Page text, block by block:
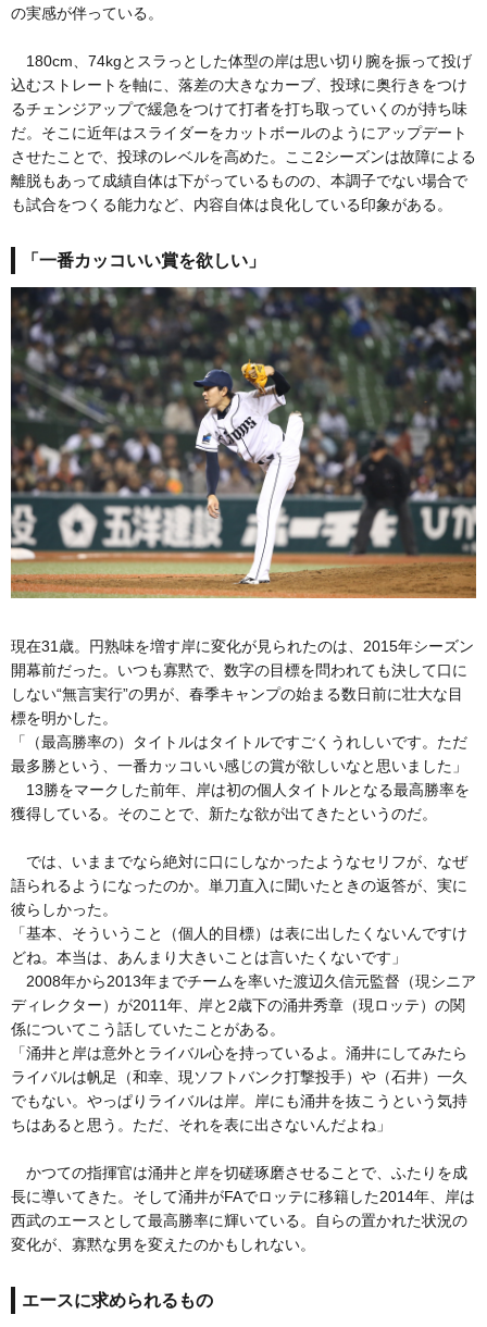
の実感が伴っている。
180cm、74kgとスラっとした体型の岸は思い切り腕を振って投げ
込むストレートを軸に、落差の大きなカーブ、投球に奥行きをつけ
るチェンジアップで緩急をつけて打者を打ち取っていくのが持ち味
だ。そこに近年はスライダーをカットボールのようにアップデート
させたことで、投球のレベルを高めた。ここ2シーズンは故障による
離脱もあって成績自体は下がっているものの、本調子でない場合で
も試合をつくる能力など、内容自体は良化している印象がある。
「一番カッコいい賞を欲しい」
現在31歳。円熟味を増す岸に変化が見られたのは、2015年シーズン
開幕前だった。いつも寡黙で、数字の目標を問われても決して口に
しない“無言実行”の男が、春季キャンプの始まる数日前に壮大な目
標を明かした。
「（最高勝率の）タイトルはタイトルですごくうれしいです。ただ
最多勝という、一番カッコいい感じの賞が欲しいなと思いました」
13勝をマークした前年、岸は初の個人タイトルとなる最高勝率を
獲得している。そのことで、新たな欲が出てきたというのだ。
では、いままでなら絶対に口にしなかったようなセリフが、なぜ
語られるようになったのか。単刀直入に聞いたときの返答が、実に
彼らしかった。
「基本、そういうこと（個人的目標）は表に出したくないんですけ
どね。本当は、あんまり大きいことは言いたくないです」
2008年から2013年までチームを率いた渡辺久信元監督（現シニア
ディレクター）が2011年、岸と2歳下の涌井秀章（現ロッテ）の関
係についてこう話していたことがある。
「涌井と岸は意外とライバル心を持っているよ。涌井にしてみたら
ライバルは帆足（和幸、現ソフトバンク打撃投手）や（石井）一久
でもない。やっぱりライバルは岸。岸にも涌井を抜こうという気持
ちはあると思う。ただ、それを表に出さないんだよね」
かつての指揮官は涌井と岸を切磋琢磨させることで、ふたりを成
長に導いてきた。そして涌井がFAでロッテに移籍した2014年、岸は
西武のエースとして最高勝率に輝いている。自らの置かれた状況の
変化が、寡黙な男を変えたのかもしれない。
エースに求められるもの